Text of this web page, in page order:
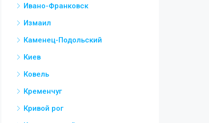
Ивано-Франковск
Измаил
Каменец-Подольский
Киев
Ковель
Кременчуг
Кривой рог